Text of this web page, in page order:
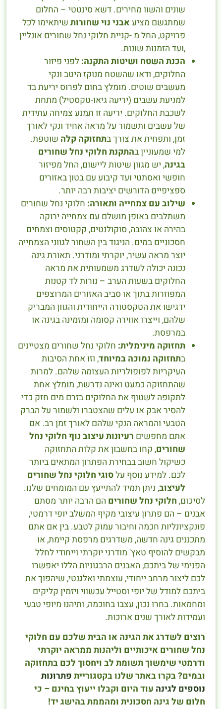
שונים והשוו מחירים. דשא סינטטי – החלום
שמתגשם מציע אבני נוי שחורות שיתאימו לכל
פרויקט, החל מ -קניית חלוקי נחל שחורים אונליין
,ועד הזמנות שונות.
הכנת השטח ושיטות התקנה: לפני פיזור
החלוקים, ודאו שהשטח מנוקז היטב ונקי
מעשבים שוטים. מומלץ בחום לפרוס יריעת בד
למניעת עשבים (יריעה גיאו-טקסטיל) מתחת
לשכבת החלוקים. יריעה זו תמנע צמיחה עתידית
של עשבים ותשמור על מראה אחיד ונקי לאורך
זמן, ותפחית את צורך בתחזוקה קלה שוטפת.
למי שמעוניין בהתקנת חלוקי נחל שחורים
בגינה, יש מגוון שיטות ליישום, החל מפיזור
חופשי ואסתטי ועד קיבוע עם בטון באזורים
ספציפיים הדורשים יציבות רבה יותר.
שילוב עם צמחייה ותאורה: חלוקי נחל שחורים
משתלבים באופן מושלם עם צמחייה ירוקה
בהירה או צהובה, סוקולנטים, קקטוסים וצמחים
חסכוניים במים. הניגוד בין השחור לגווני הצמחייה
יוצר מראה עשיר, יוקרתי ומודרני. תאורת גינה
נכונה יכולה לשדרג משמעותית את מראה
החלוקים בשעות הערב – נורות לד קטנות
המפוזרות בתוך או סביב האזורים המרוצפים
ידגישו את הטקסטורה הייחודית והגוון המבריק
שלהם, וייצרו אווירה קסומה ומזמינה בגינה או
במרפסת.
תחזוקה מינימלית: חלוקי נחל שחורים מצטיינים
בתחזוקה נמוכה במיוחד, וזו אחת הסיבות
העיקריות לפופולריות העצומה שלהם. למרות
שהתחזוקה כמעט ואינה נדרשת, מומלץ אחת
לתקופה לשטוף את החלוקים בזרם מים חזק כדי
להסיר אבק או עלים שהצטברו ולשמור על הברק
הטבעי והמראה הנקי שלהם לאורך זמן רב. אם
אתם מחפשים רעיונות עיצוב נוף חלוקי נחל
שחורים, קחו בחשבון את קלות התחזוקה
כשיקול חשוב בבחירת הפתרון המתאים ביותר
לכם. למידע נוסף עלסוגי חלוקי נחל שחורים
לעיצוב, ניתן תמיד להתייעץ עם המומחים שלנו.
לסיכום, חלוקי נחל שחורים הם הרבה יותר מסתם
אבנים – הם פתרון עיצובי מקיף המשלב יופי דרמטי,
פונקציונליות חכמה וחיבור עמוק לטבע. בין אם אתם
מתכננים גינה חדשה, משדרגים מרפסת קיימת, או
מבקשים להוסיף טאץ' מודרני יוקרתי וייחודי לחלל
הפנימי של ביתכם, האבנים הרבגוניות הללו יאפשרו
לכם ליצור מרחב ייחודי, עוצמתי ואלגנטי, שיהפוך את
ביתכם למודל של יופי וסטייל עכשווי ויזמין קליקים
ומחמאות. בחרו נכון, עצבו בחוכמה, ותיהנו מיופי טבעי
ועמידות לאורך שנים ארוכות.
רוצים לשדרג את הגינה או הבית שלכם עם חלוקי
נחל שחורים איכותיים וליהנות ממראה יוקרתי
ודרמטי שימשוך תשומת לב ויחסוך לכם בתחזוקה
ובמים? בקרו באתר שלנו בקטגוריית פתרונות
נוספים לגינה עוד היום וקבלו ייעוץ בחינם – כי
חלום של גינה חסכונית ומהממת בהישג יד!